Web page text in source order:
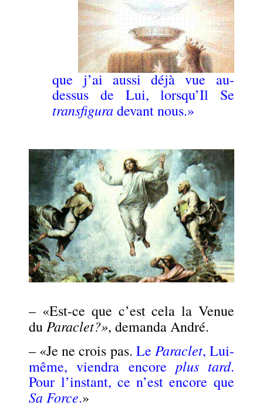
que j’ai aussi déjà vue au-
dessus de Lui, lorsqu’Il Se
transfiguradevant nous.»
– «Est-ce que c’est cela la Venue
duParaclet?», demanda André.
– «Je ne crois pas. Le Paraclet, Lui-
même, viendra encore plus tard.
Pour l’instant, ce n’est encore que
Sa Force.»